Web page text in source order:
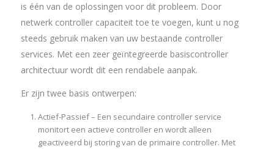
is één van de oplossingen voor dit probleem. Door
netwerk controller capaciteit toe te voegen, kunt u nog
steeds gebruik maken van uw bestaande controller
services. Met een zeer geïntegreerde basiscontroller
architectuur wordt dit een rendabele aanpak.
Er zijn twee basis ontwerpen:
Actief-Passief – Een secundaire controller service
monitort een actieve controller en wordt alleen
geactiveerd bij storing van de primaire controller. Met